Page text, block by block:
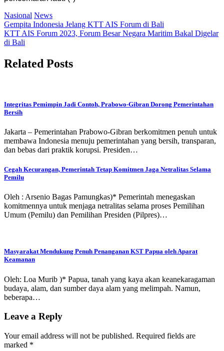
Nasional News
Post
navigation
Gempita Indonesia Jelang KTT AIS Forum di Bali
KTT AIS Forum 2023, Forum Besar Negara Maritim Bakal Digelar
di Bali
Related Posts
Integritas Pemimpin Jadi Contoh, Prabowo-Gibran Dorong Pemerintahan
Bersih
Jakarta – Pemerintahan Prabowo-Gibran berkomitmen penuh untuk
membawa Indonesia menuju pemerintahan yang bersih, transparan,
dan bebas dari praktik korupsi. Presiden…
Cegah Kecurangan, Pemerintah Tetap Komitmen Jaga Netralitas Selama
Pemilu
Oleh : Arsenio Bagas Pamungkas)* Pemerintah menegaskan
komitmennya untuk menjaga netralitas selama proses Pemilihan
Umum (Pemilu) dan Pemilihan Presiden (Pilpres)…
Masyarakat Mendukung Penuh Penanganan KST Papua oleh Aparat
Keamanan
Oleh: Loa Murib )* Papua, tanah yang kaya akan keanekaragaman
budaya, alam, dan sumber daya alam yang melimpah. Namun,
beberapa…
Leave a Reply
Your email address will not be published. Required fields are
marked *